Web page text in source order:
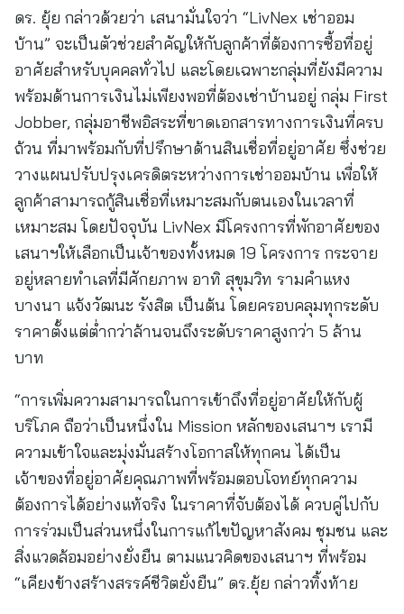
ดร. ยุ้ย กล่าวด้วยว่า เสนามั่นใจว่า “LivNex เช่าออม
บ้าน” จะเป็นตัวช่วยสำคัญให้กับลูกค้าที่ต้องการซื้อที่อยู่
อาศัยสำหรับบุคคลทั่วไป และโดยเฉพาะกลุ่มที่ยังมีความ
พร้อมด้านการเงินไม่เพียงพอที่ต้องเช่าบ้านอยู่ กลุ่ม First
Jobber, กลุ่มอาชีพอิสระที่ขาดเอกสารทางการเงินที่ครบ
ถ้วน ที่มาพร้อมกับที่ปรึกษาด้านสินเชื่อที่อยู่อาศัย ซึ่งช่วย
วางแผนปรับปรุงเครดิตระหว่างการเช่าออมบ้าน เพื่อให้
ลูกค้าสามารถกู้สินเชื่อที่เหมาะสมกับตนเองในเวลาที่
เหมาะสม โดยปัจจุบัน LivNex มีโครงการที่พักอาศัยของ
เสนาฯให้เลือกเป็นเจ้าของทั้งหมด 19 โครงการ กระจาย
อยู่หลายทำเลที่มีศักยภาพ อาทิ สุขุมวิท รามคำแหง
บางนา แจ้งวัฒนะ รังสิต เป็นต้น โดยครอบคลุมทุกระดับ
ราคาตั้งแต่ต่ำกว่าล้านจนถึงระดับราคาสูงกว่า 5 ล้าน
บาท
“การเพิ่มความสามารถในการเข้าถึงที่อยู่อาศัยให้กับผู้
บริโภค ถือว่าเป็นหนึ่งใน Mission หลักของเสนาฯ เรามี
ความเข้าใจและมุ่งมั่นสร้างโอกาสให้ทุกคน ได้เป็น
เจ้าของที่อยู่อาศัยคุณภาพที่พร้อมตอบโจทย์ทุกความ
ต้องการได้อย่างแท้จริง ในราคาที่จับต้องได้ ควบคู่ไปกับ
การร่วมเป็นส่วนหนึ่งในการแก้ไขปัญหาสังคม ชุมชน และ
สิ่งแวดล้อมอย่างยั่งยืน ตามแนวคิดของเสนาฯ ที่พร้อม
“เคียงข้างสร้างสรรค์ชีวิตยั่งยืน” ดร.ยุ้ย กล่าวทิ้งท้าย